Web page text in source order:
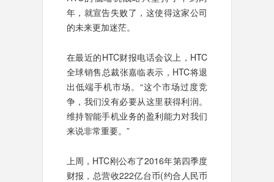
年，就宣告失败了，这使得这家公司
的未来更加迷茫。
在最近的HTC财报电话会议上，HTC
全球销售总裁张嘉临表示，HTC将退
出低端手机市场。“这个市场过度竞
争，我们没有必要从这里获得利润。
维持智能手机业务的盈利能力对我们
来说非常重要。”
上周，HTC刚公布了2016年第四季度
财报，总营收222亿台币(约合人民币